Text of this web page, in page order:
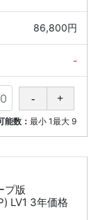
86,800円
-
能数：最小 1最大 9
プ版
LV1 3年価格